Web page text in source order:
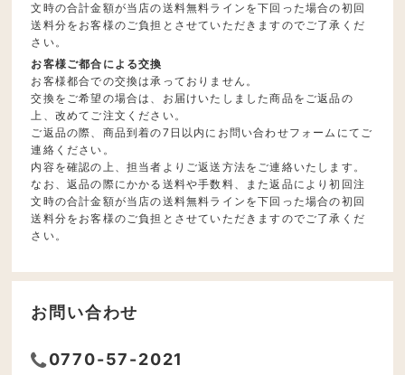
文時の合計金額が当店の送料無料ラインを下回った場合の初回
送料分をお客様のご負担とさせていただきますのでご了承くだ
さい。
お客様ご都合による交換
お客様都合での交換は承っておりません。
交換をご希望の場合は、お届けいたしました商品をご返品の
上、改めてご注文ください。
ご返品の際、商品到着の7日以内にお問い合わせフォームにてご
連絡ください。
内容を確認の上、担当者よりご返送方法をご連絡いたします。
なお、返品の際にかかる送料や手数料、また返品により初回注
文時の合計金額が当店の送料無料ラインを下回った場合の初回
送料分をお客様のご負担とさせていただきますのでご了承くだ
さい。
お問い合わせ
0770-57-2021